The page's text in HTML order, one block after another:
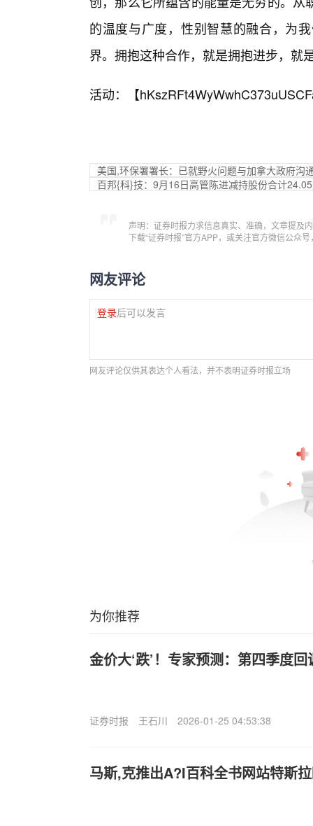
的温度与广度，性别智慧的融合，为
界。拥抱这种合作，就是拥抱进步，就
活动：【
美国,环保署署长：已就野火问题与加拿大政府沟
百邦{科}技：9月16日高管陈进减持股份合计
声明：证券时报力求信息真实、准确，文章提及
下载“证券时报”官方APP，或关注官方微信公众
网友评论
登录后可以发言
网友评论仅供其表达个人看法，并不表明证券时报立场
为你推荐
金价大‘跌’！专家预测：第四季度
证券时报 王石川 2026-01-25 04:53:38
马斯,克推出A?I百科全书网站特斯